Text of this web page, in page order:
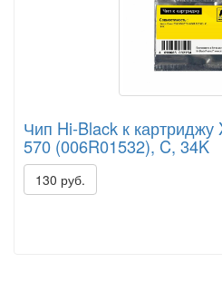
Чип Hi-Black к
570 (006R01532), C, 34K
130 руб.